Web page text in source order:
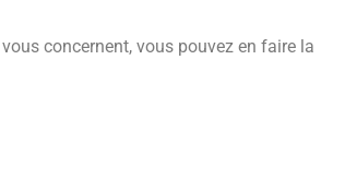
concernent, vous pouvez en faire la